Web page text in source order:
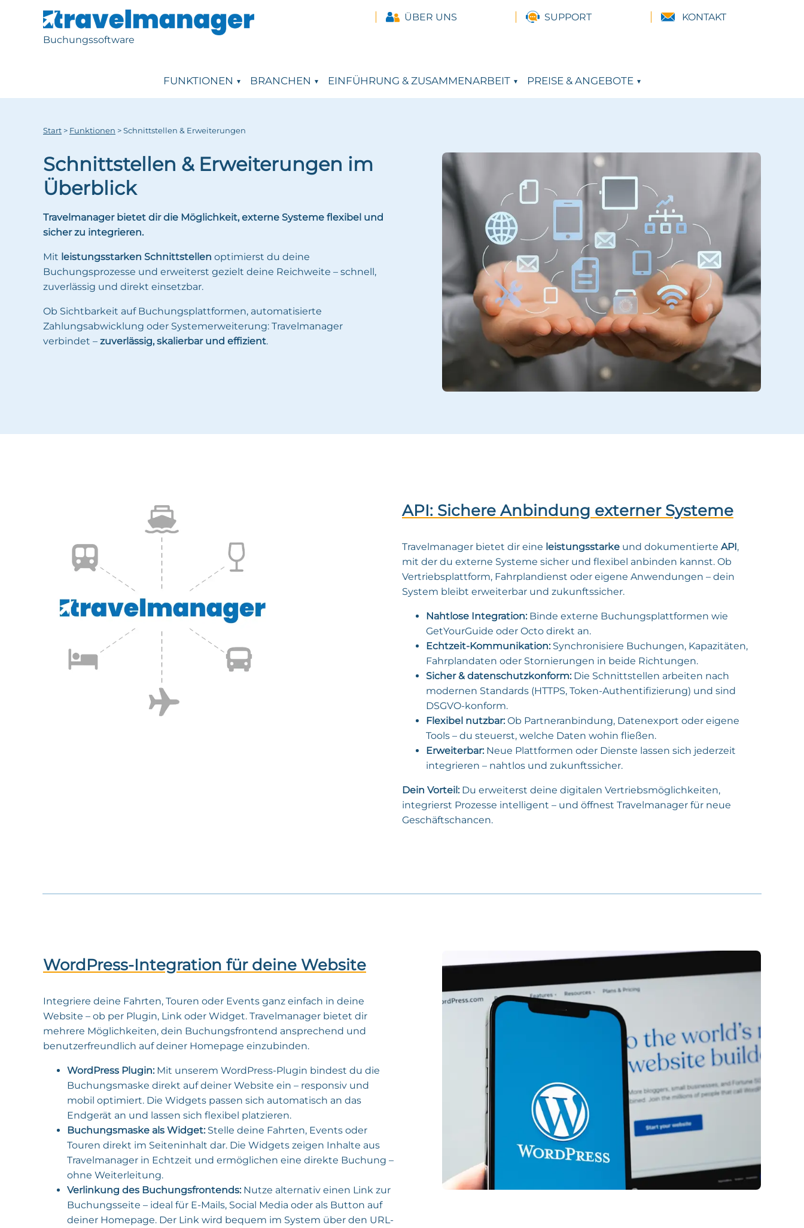
Buchungssoftware
ÜBER UNS SUPPORT KONTAKT
FUNKTIONEN BRANCHEN EINFÜHRUNG & ZUSAMMENARBEIT PREISE & ANGEBOTE
Start > Funktionen > Schnittstellen & Erweiterungen
Schnittstellen & Erweiterungen im
Überblick
Travelmanager bietet dir die Möglichkeit, externe Systeme flexibel und
sicher zu integrieren.
Mit leistungsstarken Schnittstellen optimierst du deine
Buchungsprozesse und erweiterst gezielt deine Reichweite – schnell,
zuverlässig und direkt einsetzbar.
Ob Sichtbarkeit auf Buchungsplattformen, automatisierte
Zahlungsabwicklung oder Systemerweiterung: Travelmanager
verbindet – zuverlässig, skalierbar und effizient.
API: Sichere Anbindung externer Systeme
Travelmanager bietet dir eine leistungsstarke und dokumentierte API,
mit der du externe Systeme sicher und flexibel anbinden kannst. Ob
Vertriebsplattform, Fahrplandienst oder eigene Anwendungen – dein
System bleibt erweiterbar und zukunftssicher.
Nahtlose Integration:Binde externe Buchungsplattformen wie
GetYourGuide oder Octo direkt an.
Echtzeit-Kommunikation:Synchronisiere Buchungen, Kapazitäten,
Fahrplandaten oder Stornierungen in beide Richtungen.
Sicher & datenschutzkonform:Die Schnittstellen arbeiten nach
modernen Standards (HTTPS, Token-Authentifizierung) und sind
DSGVO-konform.
Flexibel nutzbar:Ob Partneranbindung, Datenexport oder eigene
Tools – du steuerst, welche Daten wohin fließen.
Erweiterbar:Neue Plattformen oder Dienste lassen sich jederzeit
integrieren – nahtlos und zukunftssicher.
Dein Vorteil:Du erweiterst deine digitalen Vertriebsmöglichkeiten,
integrierst Prozesse intelligent – und öffnest Travelmanager für neue
Geschäftschancen.
WordPress-Integration für deine Website
Integriere deine Fahrten, Touren oder Events ganz einfach in deine
Website – ob per Plugin, Link oder Widget. Travelmanager bietet dir
mehrere Möglichkeiten, dein Buchungsfrontend ansprechend und
benutzerfreundlich auf deiner Homepage einzubinden.
WordPress Plugin:Mit unserem WordPress-Plugin bindest du die
Buchungsmaske direkt auf deiner Website ein – responsiv und
mobil optimiert. Die Widgets passen sich automatisch an das
Endgerät an und lassen sich flexibel platzieren.
Buchungsmaske als Widget:Stelle deine Fahrten, Events oder
Touren direkt im Seiteninhalt dar. Die Widgets zeigen Inhalte aus
Travelmanager in Echtzeit und ermöglichen eine direkte Buchung –
ohne Weiterleitung.
Verlinkung des Buchungsfrontends:Nutze alternativ einen Link zur
Buchungsseite – ideal für E-Mails, Social Media oder als Button auf
deiner Homepage. Der Link wird bequem im System über den URL-